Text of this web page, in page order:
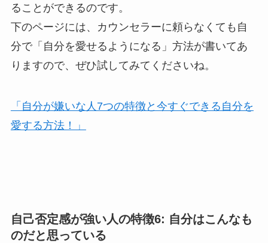
ることができるのです。
下のページには、カウンセラーに頼らなくても自
分で「自分を愛せるようになる」方法が書いてあ
りますので、ぜひ試してみてくださいね。
「自分が嫌いな人7つの特徴と今すぐできる自分を
愛する方法！」
自己否定感が強い人の特徴6: 自分はこんなも
のだと思っている